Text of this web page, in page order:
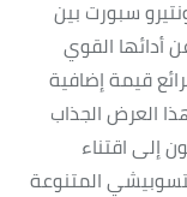
سبورت بين
أدائها القوي
قيمة إضافية
العرض الجذاب
إلى اقتناء
المتنوعة